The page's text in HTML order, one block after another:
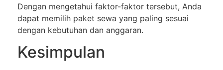
Dengan mengetahui faktor-faktor tersebut, Anda
dapat memilih paket sewa yang paling sesuai
dengan kebutuhan dan anggaran.
Kesimpulan